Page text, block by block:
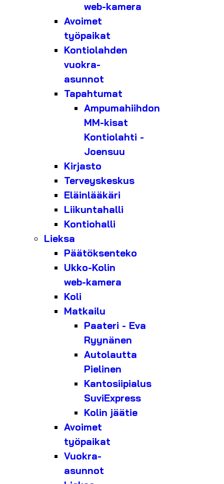
web-kamera
Avoimet
työpaikat
Kontiolahden
vuokra-
asunnot
Tapahtumat
Ampumahiihdon
MM-kisat
Kontiolahti -
Joensuu
Kirjasto
Terveyskeskus
Eläinlääkäri
Liikuntahalli
Kontiohalli
Lieksa
Päätöksenteko
Ukko-Kolin
web-kamera
Koli
Matkailu
Paateri - Eva
Ryynänen
Autolautta
Pielinen
Kantosiipialus
SuviExpress
Kolin jäätie
Avoimet
työpaikat
Vuokra-
asunnot